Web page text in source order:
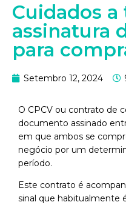
Cuidados a
assinatura
para
Setembro 12, 2024
O CPCV ou contrato de
documento assinado
em que ambos se
negócio por um
período.
Este contrato é
sinal que habitualmente